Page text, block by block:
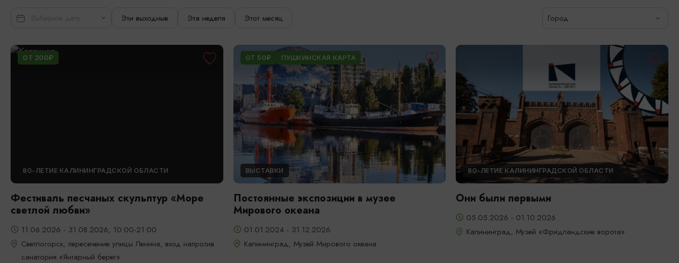
Эти выходные Эта неделя Этот месяц Город
ОТ 200₽
80-ЛЕТИЕ КАЛИНИНГРАДСКОЙ ОБЛАСТИ
Фестиваль песчаных скульптур «Море
светлой любви»
11.06.2026 - 31.08.2026, 10:00-21:00
Светлогорск, пересечение улицы Ленина, вход напротив
санатория «Янтарный берег»
ОТ 50₽ ПУШКИНСКАЯ КАРТА
ВЫСТАВКИ
Постоянные экспозиции в музее
Мирового океана
01.01.2024 - 31.12.2026
Калининград, Музей Мирового океана
80-ЛЕТИЕ КАЛИНИНГРАДСКОЙ ОБЛАСТИ
Они были первыми
05.05.2026 - 01.10.2026
Калининград, Музей «Фридландские ворота»